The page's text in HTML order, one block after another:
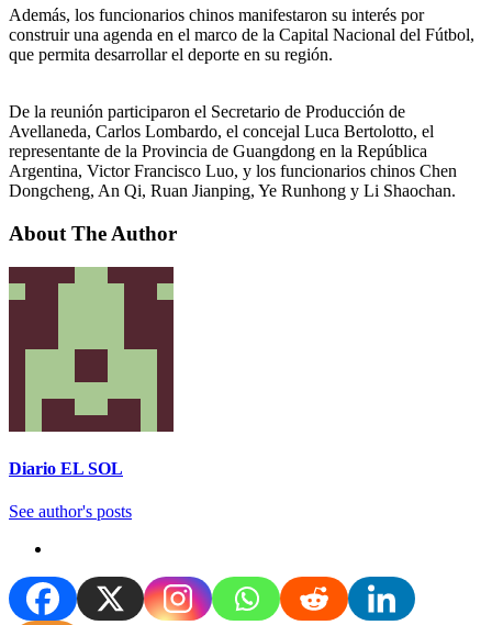
Además, los funcionarios chinos manifestaron su interés por
construir una agenda en el marco de la Capital Nacional del Fútbol,
que permita desarrollar el deporte en su región.
De la reunión participaron el Secretario de Producción de
Avellaneda, Carlos Lombardo, el concejal Luca Bertolotto, el
representante de la Provincia de Guangdong en la República
Argentina, Victor Francisco Luo, y los funcionarios chinos Chen
Dongcheng, An Qi, Ruan Jianping, Ye Runhong y Li Shaochan.
About The Author
Diario EL SOL
See author's posts